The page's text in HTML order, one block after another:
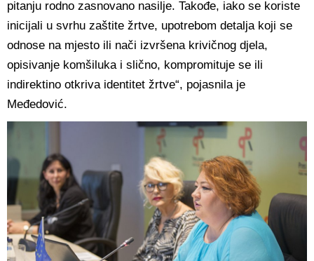
pitanju rodno zasnovano nasilje. Takođe, iako se koriste
inicijali u svrhu zaštite žrtve, upotrebom detalja koji se
odnose na mjesto ili nači izvršena krivičnog djela,
opisivanje komšiluka i slično, kompromituje se ili
indirektino otkriva identitet žrtve“, pojasnila je
Međedović.